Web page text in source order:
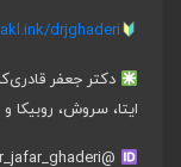
drjghaderi
دکتر جعفر قادری
ایتا، سروش، روبیکا
@dr_jafar_ghaderi